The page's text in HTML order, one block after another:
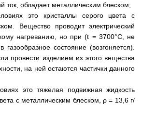
ток, обладает металлическим блеском;
это кристаллы серого цвета с
Вещество проводит электрический
нагреванию, но при (t = 3700°C, не
газообразное состояние (возгоняется).
провести изделием из этого вещества
на ней остаются частички данного
это тяжелая подвижная жидкость
с металлическим блеском, ρ = 13,6 г/